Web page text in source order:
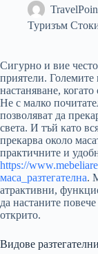
Туризъм
Сигурно и вие
приятели. Големите
настаняване,
Не с малко
позволяват да
света. И тъй като
прекарва около
практичните и
https://
маса_разтегателна.
атрактивни,
да настаните
открито.
Видове